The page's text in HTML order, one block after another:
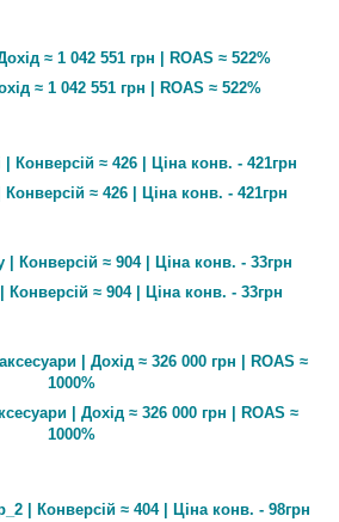
≈ 1 042 551 грн | ROAS ≈ 522%
Конверсій ≈ 426 | Ціна конв. - 421грн
≈ 904 | Ціна конв. - 33грн
| Дохід ≈ 326 000 грн | ROAS ≈
1000%